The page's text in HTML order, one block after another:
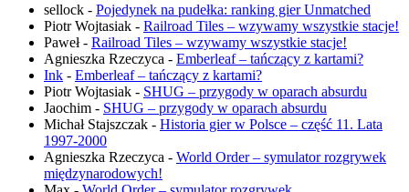
sellock - Pojedynek na pudełka: ranking gier Unmatched
Piotr Wojtasiak - Railroad Tiles – wzywamy wszystkie stacje!
Paweł- Railroad Tiles – wzywamy wszystkie stacje!
Agnieszka Rzeczyca - Emberleaf – tańczący z kartami?
Ink - Emberleaf – tańczący z kartami?
Piotr Wojtasiak - SHUG – przygody w oparach absurdu
Jaochim - SHUG – przygody w oparach absurdu
Michał Stajszczak - Historia gier w Polsce – część 11. Lata
1997-2000
Agnieszka Rzeczyca - World Order – symulator rozgrywek
międzynarodowych!